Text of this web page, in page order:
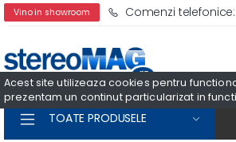
Acest site utilizeaza cookies pentru
prezentam un continut particularizat in
Vino in showroom Comenzi telefonice:
TOATE PRODUSELE